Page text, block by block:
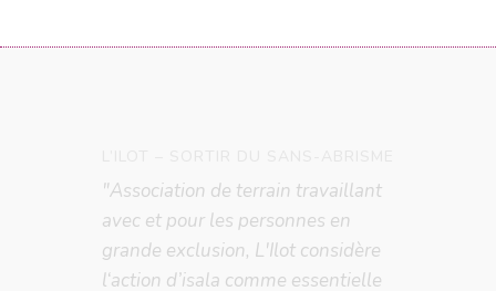
ANA, BÉNÉVOLE DEPUIS 2022
"Je crois qu'un changement est
possible, et je ne veux pas